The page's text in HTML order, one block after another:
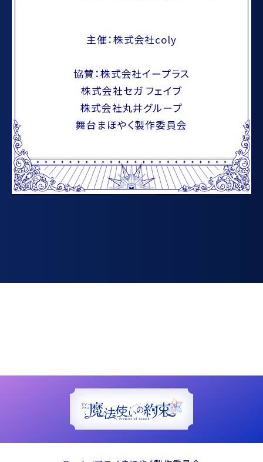
主催：株式会社coly
協賛：株式会社イープラス
株式会社セガ フェイブ
株式会社丸井グループ
舞台まほやく製作委員会